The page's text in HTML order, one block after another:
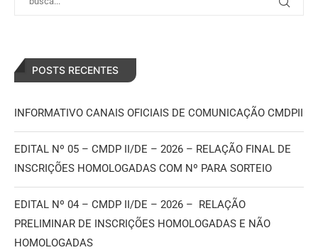
POSTS RECENTES
INFORMATIVO CANAIS OFICIAIS DE COMUNICAÇÃO CMDPII
EDITAL Nº 05 – CMDP II/DE – 2026 – RELAÇÃO FINAL DE
INSCRIÇÕES HOMOLOGADAS COM Nº PARA SORTEIO
EDITAL Nº 04 – CMDP II/DE – 2026 – RELAÇÃO
PRELIMINAR DE INSCRIÇÕES HOMOLOGADAS E NÃO
HOMOLOGADAS